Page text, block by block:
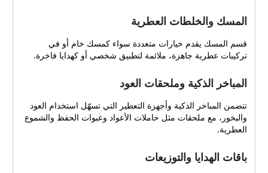
المسك والخلطات العطرية
قسم المسك يقدم خيارات متعددة سواء كمسك خام أو في
تركيبات عطرية جاهزة، ملائمة لتطبيق شخصي أو كهدايا فاخرة.
المباخر الذكية وملحقات العود
تتضمن المباخر الذكية وأجهزة التعطير التي تسهّل استخدام العود
والبخور، مع ملحقات مثل حاملات الأعواد وعبوات الحفظ والشموع
العطرية.
باقات الهدايا والتوزيعات